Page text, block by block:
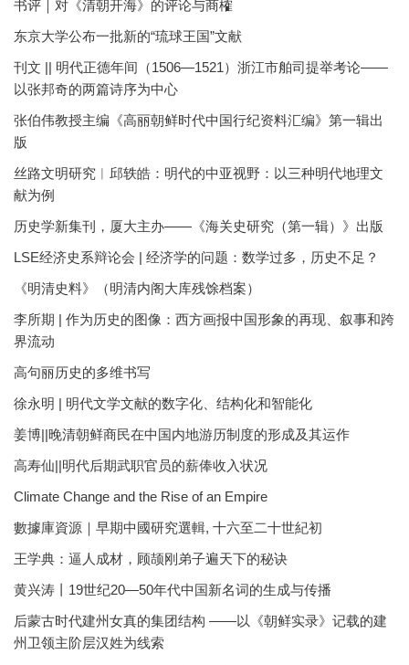
书评｜对《清朝开海》的评论与商榷
东京大学公布一批新的“琉球王国”文献
刊文 || 明代正德年间（1506—1521）浙江市舶司提举考论——
以张邦奇的两篇诗序为中心
张伯伟教授主编《高丽朝鲜时代中国行纪资料汇编》第一辑出
版
丝路文明研究︱邱轶皓：明代的中亚视野：以三种明代地理文
献为例
历史学新集刊，厦大主办——《海关史研究（第一辑）》出版
LSE经济史系辩论会 | 经济学的问题：数学过多，历史不足？
《明清史料》（明清内阁大库残馀档案）
李所期 | 作为历史的图像：西方画报中国形象的再现、叙事和跨
界流动
高句丽历史的多维书写
徐永明 | 明代文学文献的数字化、结构化和智能化
姜博||晚清朝鲜商民在中国内地游历制度的形成及其运作
高寿仙||明代后期武职官员的薪俸收入状况
Climate Change and the Rise of an Empire
數據庫資源｜早期中國研究選輯, 十六至二十世紀初
王学典：逼人成材，顾颉刚弟子遍天下的秘诀
黄兴涛丨19世纪20—50年代中国新名词的生成与传播
后蒙古时代建州女真的集团结构 ——以《朝鲜实录》记载的建
州卫领主阶层汉姓为线索